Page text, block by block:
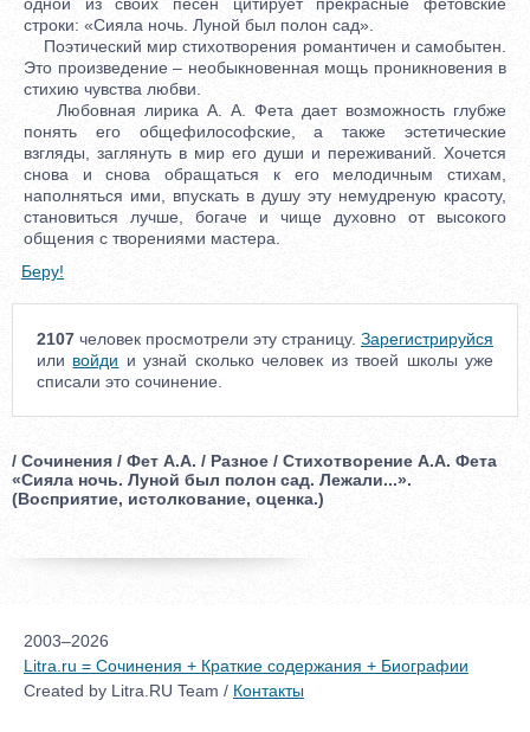
строки: «Сияла ночь. Луной был полон сад».
Поэтический мир стихотворения романтичен и самобытен.
Это произведение – необыкновенная мощь проникновения в
стихию чувства любви.
Любовная лирика А. А. Фета дает возможность глубже
понять его общефилософские, а также эстетические
взгляды, заглянуть в мир его души и переживаний. Хочется
снова и снова обращаться к его мелодичным стихам,
наполняться ими, впускать в душу эту немудреную красоту,
становиться лучше, богаче и чище духовно от высокого
общения с творениями мастера.
Беру!
2107 человек просмотрели эту страницу. Зарегистрируйся
или войди и узнай сколько человек из твоей школы уже
списали это сочинение.
/ Сочинения / Фет А.А. / Разное / Стихотворение А.А. Фета
«Сияла ночь. Луной был полон сад. Лежали...».
(Восприятие, истолкование, оценка.)
2003–2026
Litra.ru = Сочинения + Краткие содержания + Биографии
Created by Litra.RU Team / Контакты